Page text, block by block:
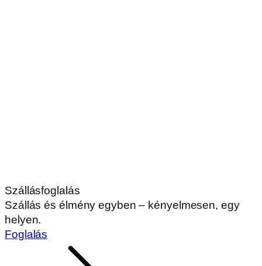
Szállásfoglalás
Szállás és élmény egyben – kényelmesen, egy
helyen.
Foglalás